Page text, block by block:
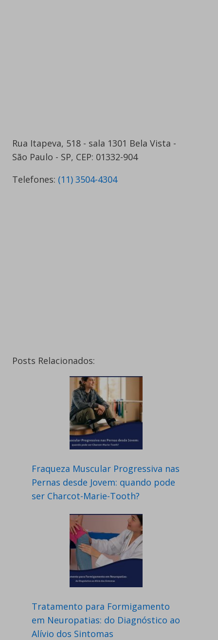
Rua Itapeva, 518 - sala 1301 Bela Vista -
São Paulo - SP, CEP: 01332-904
Telefones: (11) 3504-4304
Posts Relacionados:
Fraqueza Muscular Progressiva nas
Pernas desde Jovem: quando pode
ser Charcot-Marie-Tooth?
Tratamento para Formigamento
em Neuropatias: do Diagnóstico ao
Alívio dos Sintomas